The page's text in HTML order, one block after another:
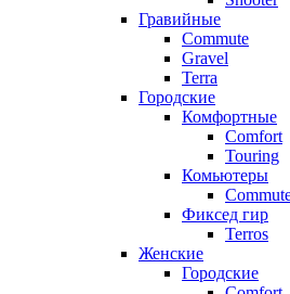
Гравийные
Commute
Gravel
Terra
Городские
Комфортные
Comfort
Touring
Комьютеры
Фиксед гир
Terros
Женские
Городские